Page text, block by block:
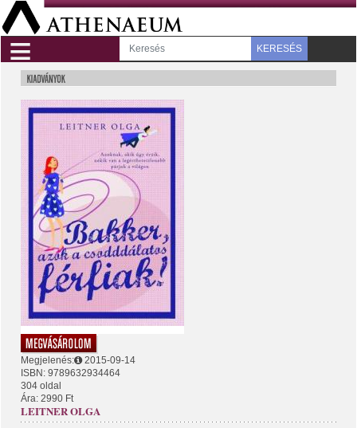
≡ KERESÉS
Megjelenés:
2015-09-14
ISBN: 9789632934464
304 oldal
Ára: 2990 Ft
LEITNER OLGA